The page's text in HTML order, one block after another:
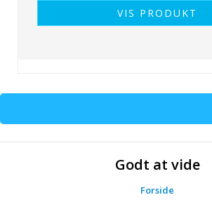
VIS PRODUKT
Godt at vide
Forside